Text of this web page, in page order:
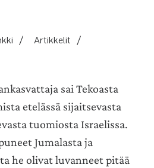
/ Artikkelit /
sai Tekoasta
etelässä sijaitsevasta
tuomiosta Israelissa.
Jumalasta ja
he olivat luvanneet pitää